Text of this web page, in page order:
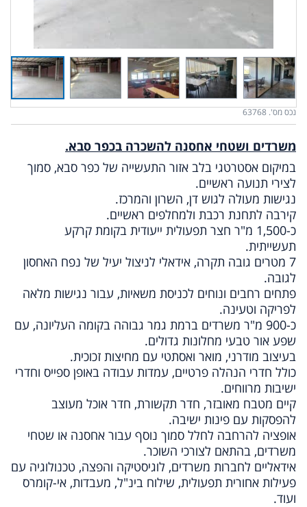
נכס מס'. 63768
משרדים ושטחי אחסנה להשכרה בכפר סבא.
במיקום אסטרטגי בלב אזור התעשייה של כפר סבא, סמוך
לצירי תנועה ראשיים.
נגישות מעולה לגוש דן, השרון והמרכז.
קירבה לתחנת רכבת ולמחלפים ראשיים.
כ-1,500 מ"ר
חצר תפעולית ייעודית בקומת קרקע
תעשייתית.
7 מטרים גובה תקרה, אידאלי לניצול יעיל של נפח האחסון
לגובה.
פתחים רחבים ונוחים לכניסת משאיות, עבור נגישות מלאה
לפריקה וטעינה.
כ-900 מ"ר משרדים ברמת גמר גבוהה בקומה העליונה, עם
שפע אור טבעי מחלונות גדולים.
בעיצוב מודרני, מואר ואסתטי עם מחיצות זכוכית.
כולל חדרי הנהלה פרטיים, עמדות עבודה באופן ספייס וחדרי
ישיבות מרווחים.
קיים מטבח מאובזר, חדר תקשורת, חדר אוכל מעוצב
להפסקות עם פינות ישיבה.
אופציה להרחבה לחלל סמוך נוסף עבור אחסנה או שטחי
משרדים, בהתאם לצורכי השוכר.
אידאליים לחברות משרדים, לוגיסטיקה והפצה, טכנולוגיה עם
פעילות אחורית תפעולית, שילוח בינ"ל, מעבדות, אי-קומרס
ועוד.